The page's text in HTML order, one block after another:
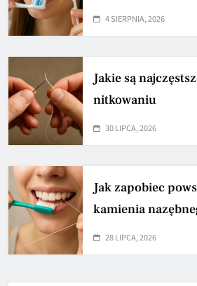
4 SIERPNIA, 2026
Jakie są
nitkowaniu
30 LIPCA, 2026
Jak zapobiec
kamienia
28 LIPCA, 2026